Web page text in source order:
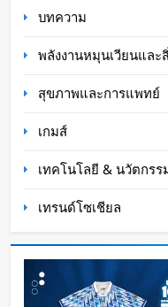
แรก
Oat Content 5 ชั่ว
บทความ
พลังงานหมุนเวียนและ
สุขภาพและการแพทย์
เกมส์
เทคโนโลยี & นวัตกรร
เทรนด์โซเชียล